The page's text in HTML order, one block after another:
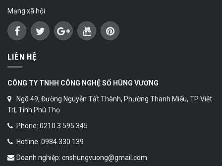
Mạng xã hội
LIÊN HỆ
CÔNG TY TNHH CÔNG NGHỆ SỐ HÙNG VƯƠNG
Ngõ 49, Đường Nguyễn Tất Thành, Phường Thanh Miếu, TP Việt
Trì, Tỉnh Phú Thọ
Phone: 0210 3 595 345
Hotline: 0984.330.139
Doanh nghiệp: cnshungvuong@gmail.com